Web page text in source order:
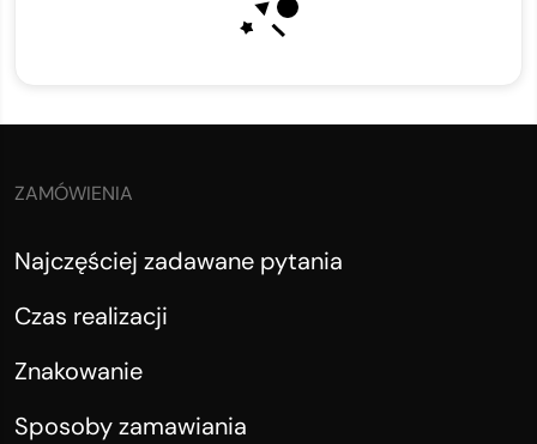
ZAMÓWIENIA
Najczęściej zadawane pytania
Czas realizacji
Znakowanie
Sposoby zamawiania